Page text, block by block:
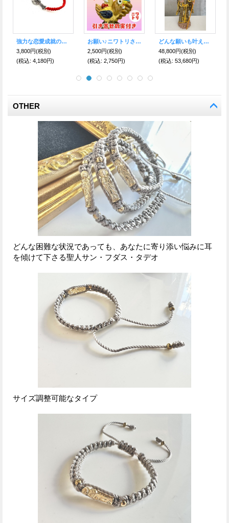
どんな願いも叶えるといわれる奇跡の聖人！サンタ・ムエルテ像 EXサイズ BLACK
円(税別)
53,680円)
心が迷わないように！進むべき道を示す★ヴァイキングコンパス ブレスレット 聖なるルーン文字〜Vegvisir〜
(税別)
4,950円)
お金のありかを教えてくれる！宝物の守護者 伝説の妖精gnome（ノーム）ぱすてるうさぎ ライトグリーン吊り下げ
(税別)
2,860円)
OTHER
どんな困難な状況であっても、あなたに寄り添い悩みに耳
を傾けて下さる聖人サン・フダス・タデオ
サイズ調整可能なタイプ